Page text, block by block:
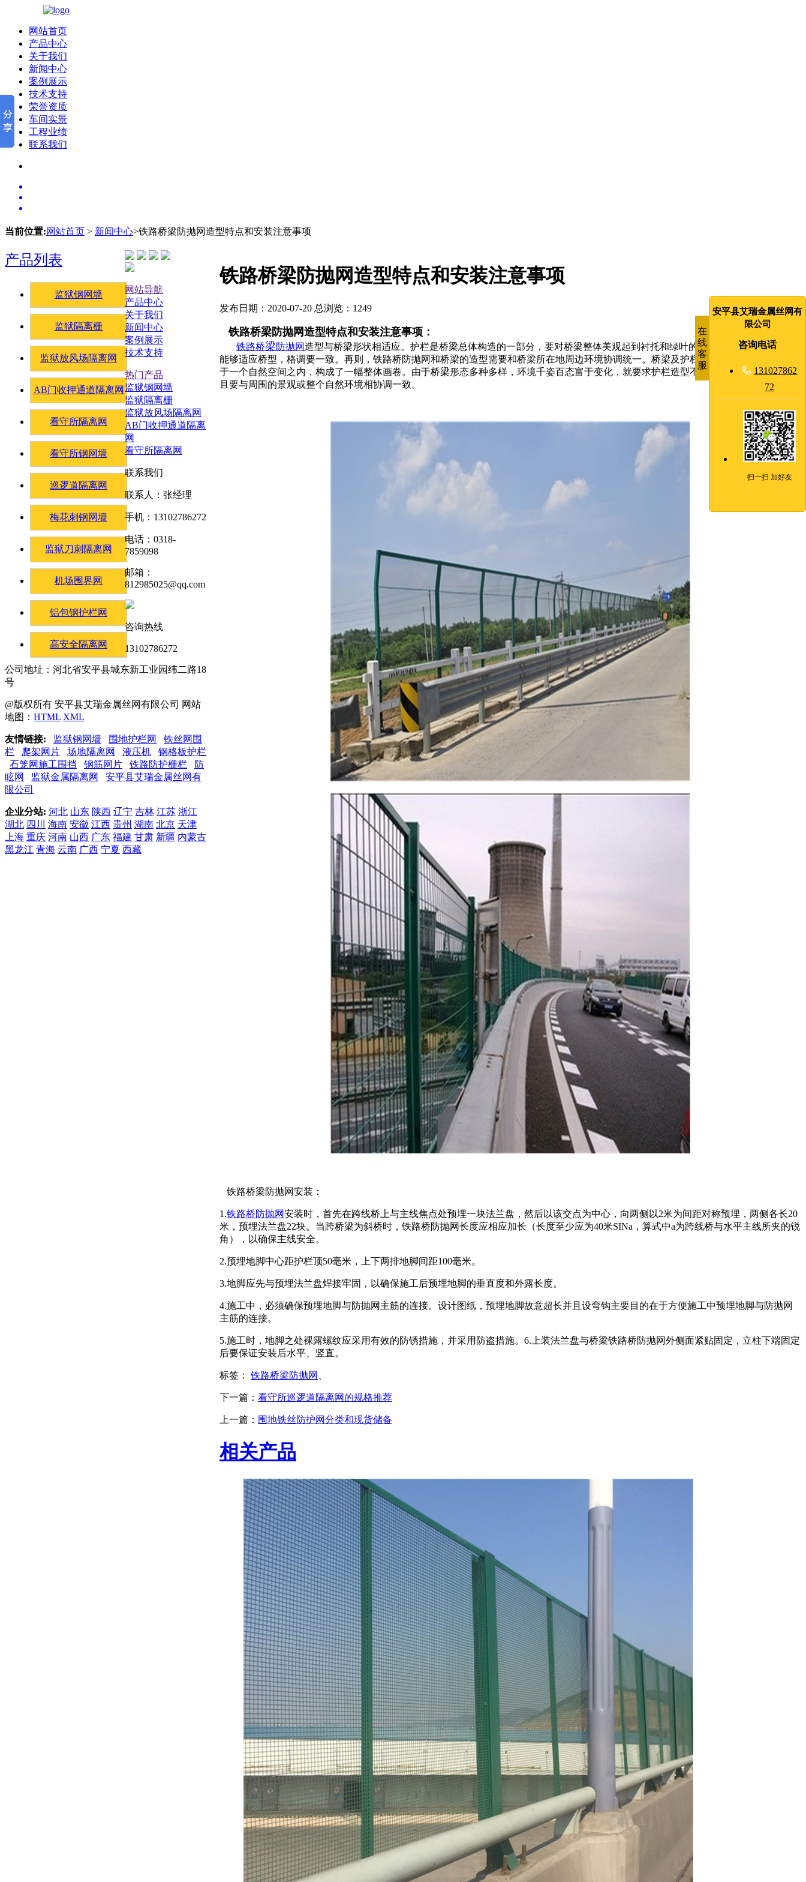
网站首页
产品中心
关于我们
新闻中心
案例展示
技术支持
荣誉资质
车间实景
工程业绩
联系我们
当前位置:网站首页 > 新闻中心>铁路桥梁防抛网造型特点和安装注意事项
产品列表
监狱钢网墙
监狱隔离栅
监狱放风场隔离网
AB门收押通道隔离网
看守所隔离网
看守所钢网墙
巡逻道隔离网
梅花刺钢网墙
监狱刀刺隔离网
机场围界网
铝包钢护栏网
高安全隔离网
铁路桥梁防抛网造型特点和安装注意事项
发布日期：2020-07-20 总浏览： 1249
铁路桥梁防抛网造型特点和安装注意事项：
铁路桥梁防抛网造型与桥梁形状相适应。护栏是桥梁总体构造的一部分，要对桥梁整体美观起到衬托和绿叶的作用，因此护栏造型要
能够适应桥型，格调要一致。再则，铁路桥防抛网和桥梁的造型需要和桥梁所在地周边环境协调统一。桥梁及护栏与周围的环境同时存在
于一个自然空间之内，构成了一幅整体画卷。由于桥梁形态多种多样，环境千姿百态富于变化，就要求护栏造型不仅要与桥型相适应，而
且要与周围的景观或整个自然环境相协调一致。
铁路桥梁防抛网安装：
1.铁路桥防抛网安装时，首先在跨线桥上与主线焦点处预埋一块法兰盘，然后以该交点为中心，向两侧以2米为间距对称预埋，两侧各长20
米，预埋法兰盘22块。当跨桥梁为斜桥时，铁路桥防抛网长度应相应加长（长度至少应为40米SINa，算式中a为跨线桥与水平主线所夹的锐
角），以确保主线安全。
2.预埋地脚中心距护栏顶50毫米，上下两排地脚间距100毫米。
3.地脚应先与预埋法兰盘焊接牢固，以确保施工后预埋地脚的垂直度和外露长度。
4.施工中，必须确保预埋地脚与防抛网主筋的连接。设计图纸，预埋地脚故意超长并且设弯钩主要目的在于方便施工中预埋地脚与防抛网
主筋的连接。
5.施工时，地脚之处裸露螺纹应采用有效的防锈措施，并采用防盗措施。6.上装法兰盘与桥梁铁路桥防抛网外侧面紧贴固定，立柱下端固定
后要保证安装后水平、竖直。
标签： 铁路桥梁防抛网
下一篇： 看守所巡逻道隔离网的规格推荐
上一篇： 围地铁丝防护网分类和现货储备
相关产品
网站导航
产品中心
关于我们
新闻中心
案例展示
技术支持
热门产品
监狱钢网墙
监狱隔离栅
监狱放风场隔离网
AB门收押通道隔离
网
看守所隔离网
联系我们
联系人：张经理
手机：13102786272
电话：0318-
7859098
邮箱：
812985025@qq.com
咨询热线
13102786272
公司地址：河北省安平县城东新工业园纬二路18
号
@版权所有 安平县艾瑞金属丝网有限公司 网站
地图： HTML XML
友情链接: 监狱钢网墙 围地护栏网
铁丝网围
栏
爬架网片 场地隔离网 液压机
钢格板护栏
石笼网施工围挡
钢筋网片 铁路防护栅栏
防
眩网
监狱金属隔离网
安平县艾瑞金属丝网有
限公司
企业分站: 河北 山东 陕西 辽宁 吉林 江苏 浙江
湖北 四川 海南 安徽 江西 贵州 湖南 北京 天津
上海 重庆 河南 山西 广东 福建 甘肃 新疆 内蒙古
黑龙江 青海 云南 广西 宁夏 西藏
在
线
客
服
安平县艾瑞金属丝网有
限公司
咨询电话
 131027862
72
扫一扫 加好友